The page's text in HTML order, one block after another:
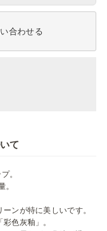
合わせる
て
。
。
ンが特に美しいです。
色灰釉」。